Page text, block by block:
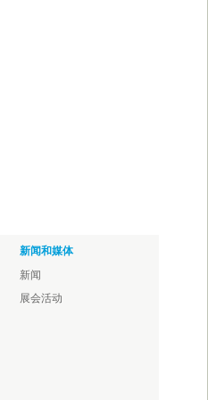
新闻和媒体
新闻
展会活动